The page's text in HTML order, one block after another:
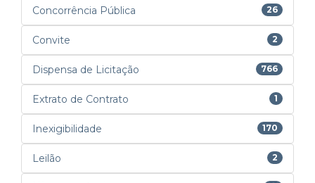
Concorrência Pública 26
Convite 2
Dispensa de Licitação 766
Extrato de Contrato 1
Inexigibilidade 170
Leilão 2